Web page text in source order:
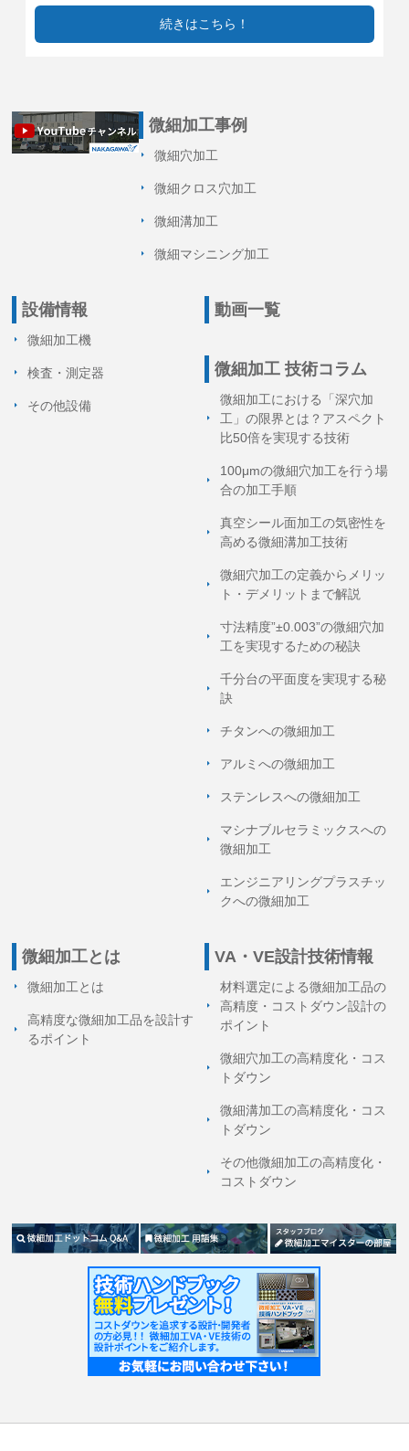
続きはこちら！
微細加工事例
微細穴加工
微細クロス穴加工
微細溝加工
微細マシニング加工
設備情報
微細加工機
検査・測定器
その他設備
動画一覧
微細加工 技術コラム
微細加工における「深穴加
工」の限界とは？アスペクト
比50倍を実現する技術
100μmの微細穴加工を行う場
合の加工手順
真空シール面加工の気密性を
高める微細溝加工技術
微細穴加工の定義からメリッ
ト・デメリットまで解説
寸法精度”±0.003”の微細穴加
工を実現するための秘訣
千分台の平面度を実現する秘
訣
チタンへの微細加工
アルミへの微細加工
ステンレスへの微細加工
マシナブルセラミックスへの
微細加工
エンジニアリングプラスチッ
クへの微細加工
微細加工とは
微細加工とは
高精度な微細加工品を設計す
るポイント
VA・VE設計技術情報
材料選定による微細加工品の
高精度・コストダウン設計の
ポイント
微細穴加工の高精度化・コス
トダウン
微細溝加工の高精度化・コス
トダウン
その他微細加工の高精度化・
コストダウン